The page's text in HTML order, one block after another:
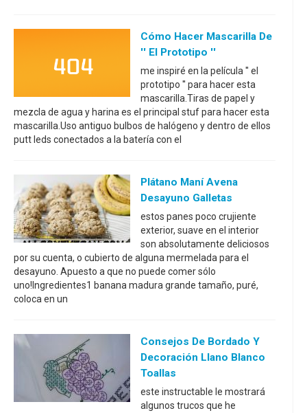
Cómo Hacer Mascarilla De
'' El Prototipo ''
me inspiré en la película '' el
prototipo '' para hacer esta
mascarilla.Tiras de papel y
mezcla de agua y harina es el principal stuf para hacer esta
mascarilla.Uso antiguo bulbos de halógeno y dentro de ellos
putt leds conectados a la batería con el
Plátano Maní Avena
Desayuno Galletas
estos panes poco crujiente
exterior, suave en el interior
son absolutamente deliciosos
por su cuenta, o cubierto de alguna mermelada para el
desayuno. Apuesto a que no puede comer sólo
uno!Ingredientes1 banana madura grande tamaño, puré,
coloca en un
Consejos De Bordado Y
Decoración Llano Blanco
Toallas
este instructable le mostrará
algunos trucos que he